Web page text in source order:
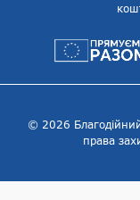
© 2026
права